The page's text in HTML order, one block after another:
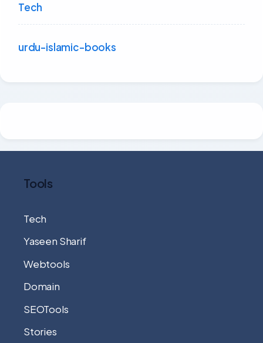
Tech
urdu-islamic-books
Tools
Tech
Yaseen Sharif
Webtools
Domain
SEOTools
Stories